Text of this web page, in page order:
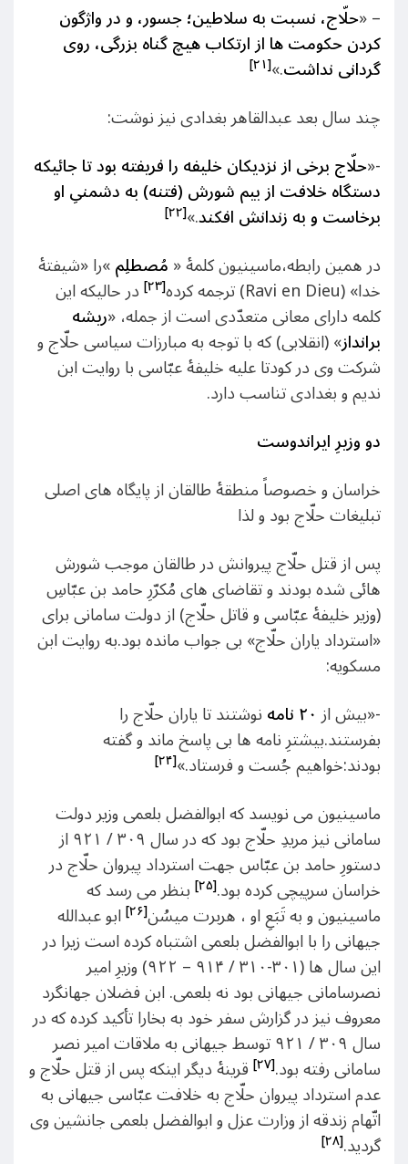
– «حلّاج، نسبت به سلاطین؛ جسور، و در واژگون
كردن حكومت ها از ارتكاب هيچ گناه بزرگى، روى
گردانى نداشت.»[۲۱]
چند سال بعد عبدالقاهر بغدادی نیز نوشت:
-«حلّاج برخی از نزدیکان خلیفه را فریفته بود تا جائيكه
دستگاه خلافت از بيم شورش (فتنه) به دشمنىِ او
برخاست و به زندانش افكند.»[۲۲]
در همین رابطه،ماسینیون کلمۀ «مُصطلِم»را «شیفتۀ
خدا» (Ravi en Dieu) ترجمه کرده [۲۳] در حالیکه این
کلمه دارای معانی متعدّدی است از جمله، «ریشه
برانداز» (انقلابی) که با توجه به مبارزات سیاسی حلّاج و
شرکت وی در کودتا علیه خلیفۀ عبّاسی با روایت ابن
ندیم و بغدادی تناسب دارد.
دو وزیرِ ایراندوست
خراسان و خصوصاً منطقۀ طالقان از پایگاه های اصلی
تبلیغات حلّاج بود و لذا
پس از قتل حلّاج پیروانش در طالقان موجب شورش
هائی شده بودند و تقاضای های مُکرّرِ حامد بن عبّاسِ
(وزیر خلیفۀ عبّاسی و قاتل حلّاج) از دولت سامانی برای
«استرداد یاران حلّاج» بی جواب مانده بود.به روایت ابن
مسکویه:
-«بیش از۲۰ نامه نوشتند تا یاران حلّاج را
بفرستند.بیشترِ نامه ها بی پاسخ ماند و گفته
بودند:خواهیم جُست و فرستاد.»[۲۴]
ماسینیون می نویسد که ابوالفضل بلعمی وزیر دولت
سامانی نیز مریدِ حلّاج بود که در سال ۳۰۹ / ۹۲۱ از
دستورِ حامد بن عبّاس جهت استرداد پیروان حلّاج در
خراسان سرپیچی کرده بود.[۲۵] بنظر می رسد که
ماسینیون و به تَبَعِ او ، هربرت میسُن[۲۶] ابو عبدالله
جیهانی را با ابوالفضل بلعمی اشتباه کرده است زیرا در
این سال ها (۳۰۱-۳۱۰ / ۹۱۴ – ۹۲۲) وزیرِ امیر
نصرسامانی جیهانی بود نه بلعمی. ابن فضلان جهانگرد
معروف نیز در گزارش سفر خود به بخارا تأکید کرده که در
سال ۳۰۹ / ۹۲۱ توسط جیهانی به ملاقات امیر نصر
سامانی رفته بود.[۲۷] قرینۀ دیگر اینکه پس از قتل حلّاج و
عدم استرداد پیروان حلّاج به خلافت عبّاسی جیهانی به
اتّهام زندقه از وزارت عزل و ابوالفضل بلعمی جانشین وی
گردید.[۲۸]